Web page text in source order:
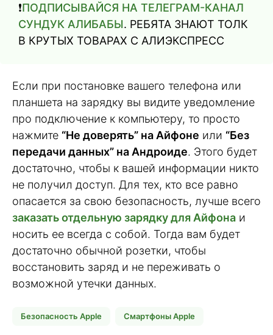
❗️ПОДПИСЫВАЙСЯ НА ТЕЛЕГРАМ-КАНАЛ
СУНДУК АЛИБАБЫ. РЕБЯТА ЗНАЮТ ТОЛК
В КРУТЫХ ТОВАРАХ С АЛИЭКСПРЕСC
Если при постановке вашего телефона или
планшета на зарядку вы видите уведомление
про подключение к компьютеру, то просто
нажмите “Не доверять” на Айфоне или “Без
передачи данных” на Андроиде. Этого будет
достаточно, чтобы к вашей информации никто
не получил доступ. Для тех, кто все равно
опасается за свою безопасность, лучше всего
заказать отдельную зарядку для Айфона и
носить ее всегда с собой. Тогда вам будет
достаточно обычной розетки, чтобы
восстановить заряд и не переживать о
возможной утечки данных.
Безопасность Apple Смартфоны Apple